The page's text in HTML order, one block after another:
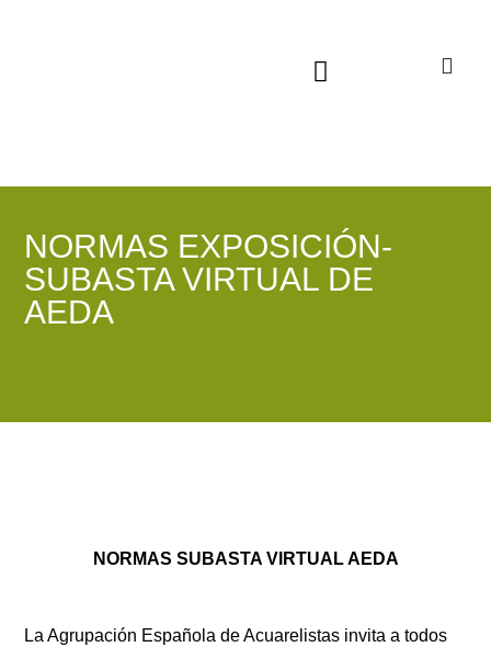
NORMAS EXPOSICIÓN-
SUBASTA VIRTUAL DE
AEDA
NORMAS SUBASTA VIRTUAL AEDA
La Agrupación Española de Acuarelistas invita a todos